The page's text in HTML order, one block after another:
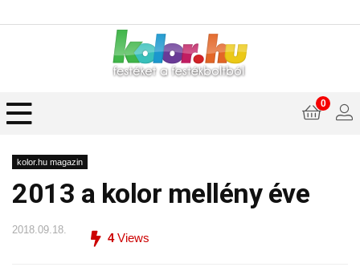
0
kolor.hu magazin
2013 a kolor mellény éve
2018.09.18.
4Views